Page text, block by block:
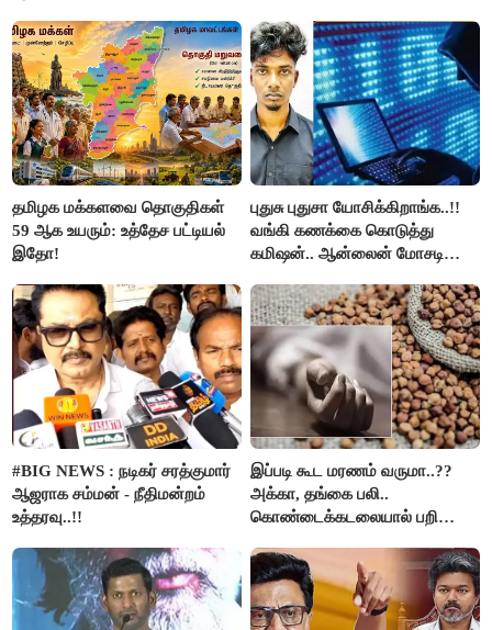
தமிழக மக்களவை தொகுதிகள்
59 ஆக உயரும்: உத்தேச பட்டியல்
இதோ!
புதுசு புதுசா யோசிக்கிறாங்க..!!
வங்கி கணக்கை கொடுத்து
கமிஷன்.. ஆன்லைன் மோசடி
கைது..!!
#BIG NEWS : நடிகர் சரத்குமார்
ஆஜராக சம்மன் - நீதிமன்றம்
உத்தரவு..!!
இப்படி கூட மரணம் வருமா..??
அக்கா, தங்கை பலி..
கொண்டைக்கடலையால் பறிபோன